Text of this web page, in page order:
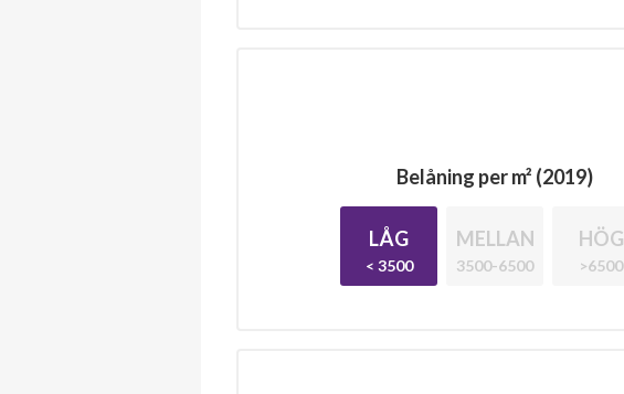
Belåning per m² (2019)
LÅG
< 3500
MELLAN
3500-6500
HÖG
>6500